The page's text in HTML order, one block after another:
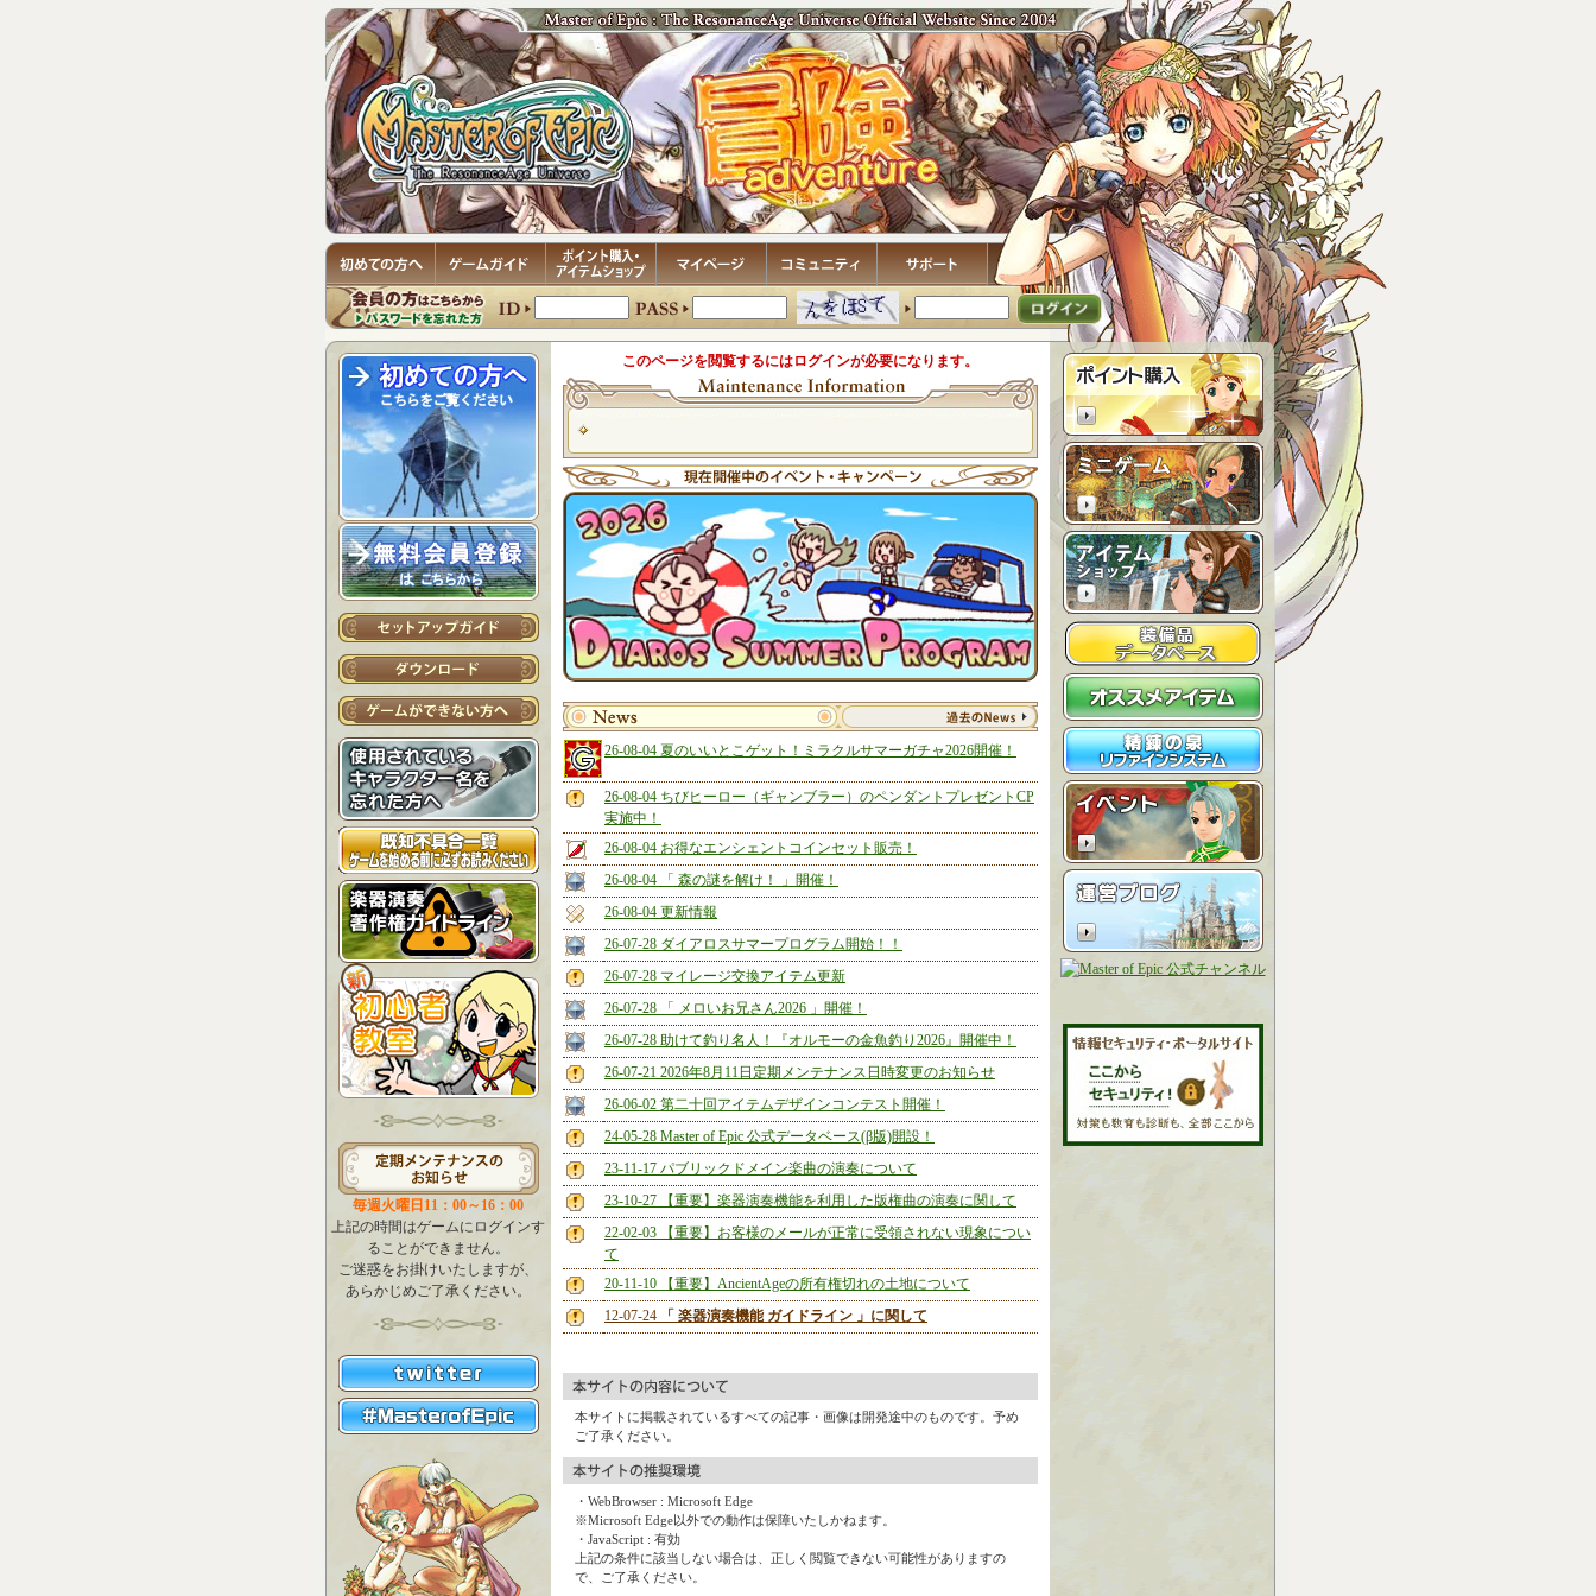
毎週火曜日11：00～16：00
上記の時間はゲームにログインす
ることができません。
ご迷惑をお掛けいたしますが、
あらかじめご了承ください。
このページを閲覧するにはログインが必要になります。
26-08-04 夏のいいとこゲット！ミラクルサマーガチャ2026開催！
26-08-04 ちびヒーロー（ギャンブラー）のペンダントプレゼントCP
実施中！
26-08-04 お得なエンシェントコインセット販売！
26-08-04 「 森の謎を解け！ 」開催！
26-08-04 更新情報
26-07-28 ダイアロスサマープログラム開始！！
26-07-28 マイレージ交換アイテム更新
26-07-28 「 メロいお兄さん2026 」開催！
26-07-28 助けて釣り名人！『オルモーの金魚釣り2026』開催中！
26-07-21 2026年8月11日定期メンテナンス日時変更のお知らせ
26-06-02 第二十回アイテムデザインコンテスト開催！
24-05-28 Master of Epic 公式データベース(β版)開設！
23-11-17 パブリックドメイン楽曲の演奏について
23-10-27 【重要】楽器演奏機能を利用した版権曲の演奏に関して
22-02-03 【重要】お客様のメールが正常に受領されない現象につい
て
20-11-10 【重要】AncientAgeの所有権切れの土地について
12-07-24
「 楽器演奏機能 ガイドライン 」に関して
本サイトに掲載されているすべての記事・画像は開発途中のものです。予め
ご了承ください。
・WebBrowser : Microsoft Edge
※Microsoft Edge以外での動作は保障いたしかねます。
・JavaScript : 有効
上記の条件に該当しない場合は、正しく閲覧できない可能性がありますの
で、ご了承ください。